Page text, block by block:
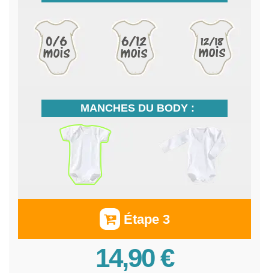
MANCHES DU BODY :
Étape 3
14,90 €